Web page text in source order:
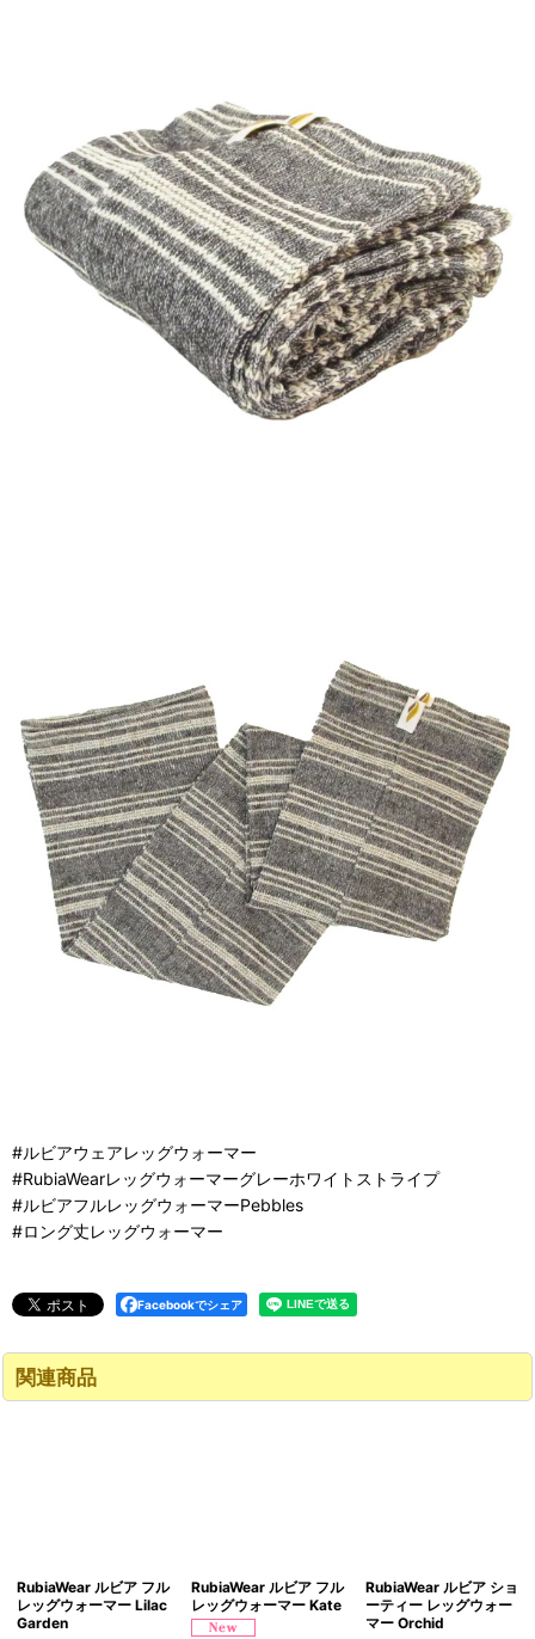
#ルビアウェアレッグウォーマー
#RubiaWearレッグウォーマーグレーホワイトストライプ
#ルビアフルレッグウォーマーPebbles
#ロング丈レッグウォーマー
Facebookでシェア
関連商品
RubiaWear ルビア フル
レッグウォーマー Lilac
Garden
RubiaWear ルビア フル
レッグウォーマー Kate
RubiaWear ルビア ショ
ーティー レッグウォー
マー Orchid